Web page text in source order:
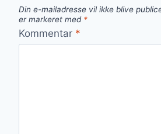
Din e-mailadresse vil ikke blive
er markeret med *
Kommentar *